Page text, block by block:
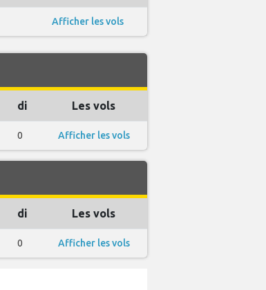
Afficher les vols
di Les vols
0 Afficher les vols
di Les vols
0 Afficher les vols